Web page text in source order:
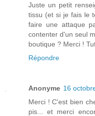
Juste un petit
tissu (et si je fais le
faire une attaque
contenter d'un seul
boutique ? Merci !
Répondre
Anonyme 16
Merci ! C'est bien
pis... et merci